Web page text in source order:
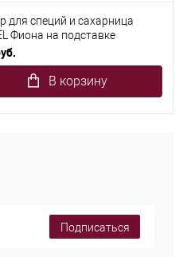
для специй и сахарница
Фиона на подставке
В корзину
Подписаться